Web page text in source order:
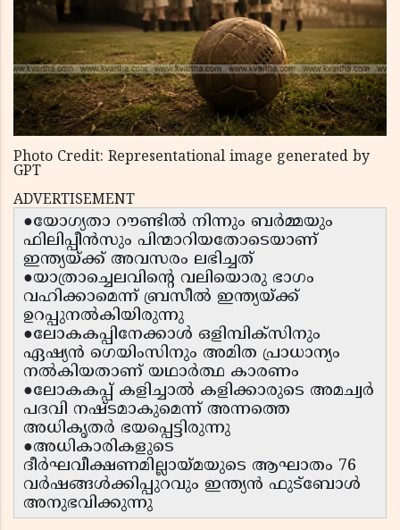
Photo Credit: Representational image generated by
GPT
ADVERTISEMENT
●യോഗ്യതാ റൗണ്ടിൽ നിന്നും ബർമ്മയും
ഫിലിപ്പീൻസും പിന്മാറിയതോടെയാണ്
ഇന്ത്യയ്ക്ക് അവസരം ലഭിച്ചത്
●യാത്രാച്ചെലവിന്റെ വലിയൊരു ഭാഗം
വഹിക്കാമെന്ന് ബ്രസീൽ ഇന്ത്യയ്ക്ക്
ഉറപ്പുനൽകിയിരുന്നു
●ലോകകപ്പിനേക്കാൾ ഒളിമ്പിക്സിനും
ഏഷ്യൻ ഗെയിംസിനും അമിത പ്രാധാന്യം
നൽകിയതാണ് യഥാർത്ഥ കാരണം
●ലോകകപ്പ് കളിച്ചാൽ കളിക്കാരുടെ അമച്വർ
പദവി നഷ്ടമാകുമെന്ന് അന്നത്തെ
അധികൃതർ ഭയപ്പെട്ടിരുന്നു
●അധികാരികളുടെ
ദീർഘവീക്ഷണമില്ലായ്മയുടെ ആഘാതം 76
വർഷങ്ങൾക്കിപ്പുറവും ഇന്ത്യൻ ഫുട്ബോൾ
അനുഭവിക്കുന്നു